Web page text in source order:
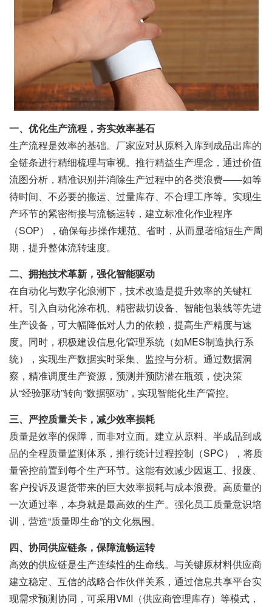
一、优化生产流程，夯实效率基石
生产流程是效率的基础。厂家应对从原料入库到成品出库的
全链条进行精细梳理与审视。推行精益生产理念，通过价值
流图分析，精准识别并消除生产过程中的各类浪费——如等
待时间、不必要的搬运、过量库存、不合理工序等。实现生
产环节的紧密衔接与流畅运转，建立标准化作业程序
（SOP），确保每步操作规范、省时，从而显著缩短生产周
期，提升整体流转速度。
二、拥抱技术革新，强化智能驱动
在自动化与数字化浪潮下，技术改造是提升效率的关键杠
杆。引入自动化涂布机、精密裁切设备、智能包装线等先进
生产设备，可大幅降低对人力的依赖，提高生产精度与速
度。同时，积极建设信息化管理系统（如MES制造执行系
统），实现生产数据实时采集、监控与分析。通过数据洞
察，精准调度生产资源，预测并预防潜在瓶颈，使决策
从“经验驱动”转向“数据驱动”，实现智能化生产管控。
三、严控质量关卡，减少效率损耗
质量是效率的保障，而非对立面。建立从原料、半成品到成
品的全程质量监测体系，推行统计过程控制（SPC），将质
量管控前置到每个生产环节。这能有效减少因返工、报废、
客户投诉及退货带来的巨大效率损耗与成本浪费。高质量的
一次通过率，本身就是最高效的生产。强化员工质量意识培
训，营造“质量即生命”的文化氛围。
四、协同供应链条，保障流畅运转
高效的供应链是生产连续性的生命线。与关键原材料供应商
建立稳定、互信的战略合作伙伴关系，通过信息共享平台实
现需求预测协同，可采用VMI（供应商管理库存）等模式，